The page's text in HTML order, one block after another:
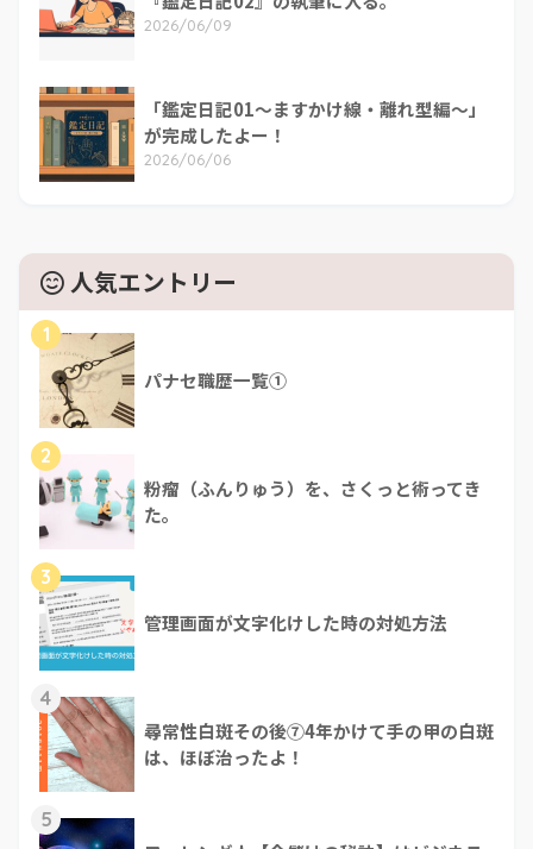
2026/06/09
「鑑定日記01～ますかけ線・離れ型編～」
が完成したよー！
2026/06/06
人気エントリー
1
パナセ職歴一覧①
2
粉瘤（ふんりゅう）を、さくっと術ってき
た。
3
管理画面が文字化けした時の対処方法
4
尋常性白斑その後⑦4年かけて手の甲の白斑
は、ほぼ治ったよ！
5